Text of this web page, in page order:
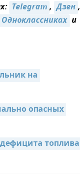
Telegram, Дзен,
Одноклассниках и
на
опасных